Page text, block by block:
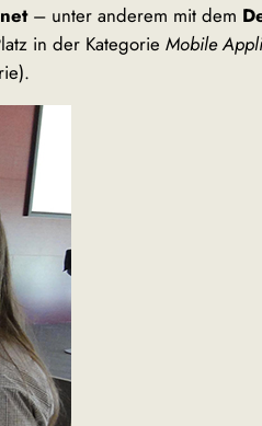
– unter anderem mit dem
in der Kategorie Mobile